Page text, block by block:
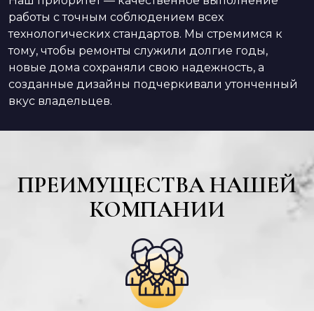
работы с точным соблюдением всех
технологических стандартов. Мы стремимся к
тому, чтобы ремонты служили долгие годы,
новые дома сохраняли свою надежность, а
созданные дизайны подчеркивали утонченный
вкус владельцев.
ПРЕИМУЩЕСТВА НАШЕЙ
КОМПАНИИ